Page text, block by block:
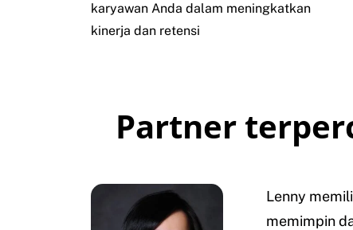
karyawan Anda dalam meningkatkan
kinerja dan retensi
Partner
Lenny
memimpin